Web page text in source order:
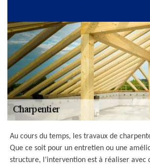
Au cours du temps, les travaux de
Que ce soit pour un entretien ou une
structure, l’intervention est à réaliser avec